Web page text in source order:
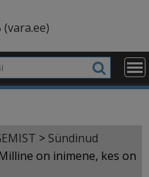
> Sündinud
on inimene, kes on